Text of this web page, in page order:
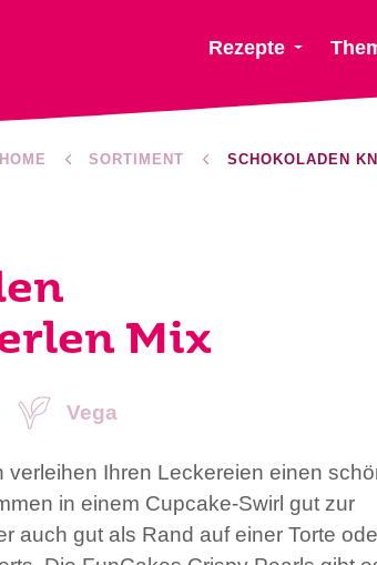
Rezepte
HOME SORTIMENT SCHOKOLADEN
Mix
Vega
verleihen Ihren Leckereien einen
in einem Cupcake-Swirl gut zur
auch gut als Rand auf einer Torte